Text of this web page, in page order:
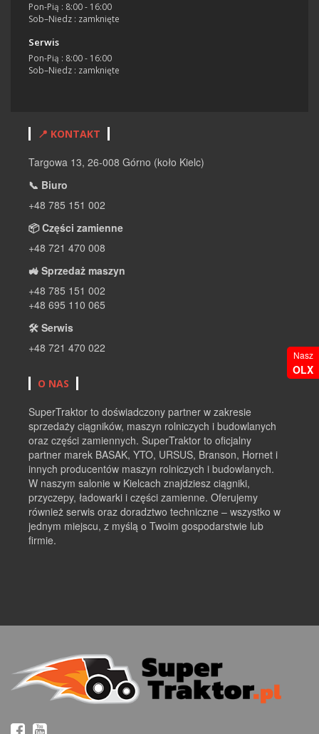
Pon-Pią : 8:00 - 16:00
Sob–Niedz : zamknięte
Serwis
Pon-Pią : 8:00 - 16:00
Sob–Niedz : zamknięte
📍 KONTAKT
Targowa 13, 26-008 Górno (koło Kielc)
📞 Biuro
+48 785 151 002
📦 Części zamienne
+48 721 470 008
🚜 Sprzedaż maszyn
+48 785 151 002
+48 695 110 065
🛠 Serwis
+48 721 470 022
O NAS
SuperTraktor to doświadczony partner w zakresie
sprzedaży ciągników, maszyn rolniczych i budowlanych
oraz części zamiennych. SuperTraktor to oficjalny
partner marek BASAK, YTO, URSUS, Branson, Hornet i
innych producentów maszyn rolniczych i budowlanych.
W naszym salonie w Kielcach znajdziesz ciągniki,
przyczepy, ładowarki i części zamienne. Oferujemy
również serwis oraz doradztwo techniczne – wszystko w
jednym miejscu, z myślą o Twoim gospodarstwie lub
firmie.
Nasz
OLX